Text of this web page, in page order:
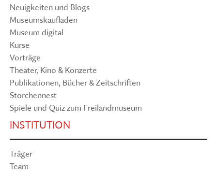
Neuigkeiten und Blogs
Museumskaufladen
Museum digital
Kurse
Vorträge
Theater, Kino & Konzerte
Publikationen, Bücher & Zeitschriften
Storchennest
Spiele und Quiz zum Freilandmuseum
INSTITUTION
Träger
Team